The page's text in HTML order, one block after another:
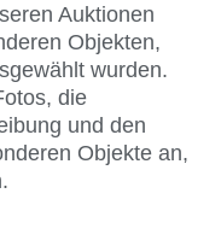
Auktionen
Objekten,
wurden.
die
und den
Objekte an,